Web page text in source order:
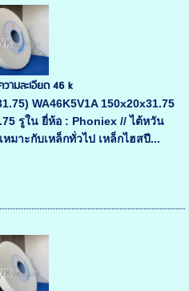
ามละเอียด 46 k
WA46K5V1A 150x20x31.75
รูใน ยี่ห้อ : Phoniex // ไต้หวัน
มาะกับเหล็กทั่วไป เหล็กไฮสปี...